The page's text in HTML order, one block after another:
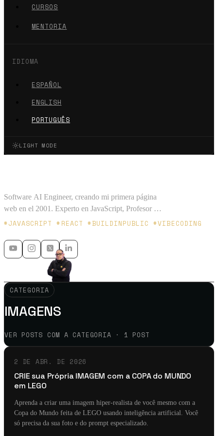
CURSOS
MENTORIA
IDIOMA
ESPAÑOL
ENGLISH
PORTUGUÊS
LIGHT MODE
Software AI Engineer, creando mi primera página
web en el 2001. Experto en JavaScript, Profesor en
Platzi y Microsoft MVP - 🇲🇽 🇨🇴
#JAVASCRIPT #REACT #BUILDINPUBLIC #VIBECODING
CATEGORIA
IMAGENS
VER POSTS COM A CATEGORIA · 1 POST
2 DE ABR. DE 2026
CRIE sua Própria IMAGEM com a COPA do MUNDO
em LEGO
Aprenda a criar uma imagem hiper-realista de você mesmo com a
Copa do Mundo feita de LEGO usando inteligência artificial. Você
só precisa da sua foto e do prompt especializado.